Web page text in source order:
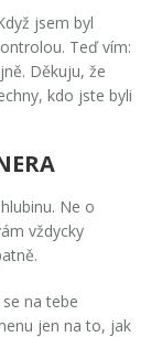
jsem byl
Teď vím:
Děkuju, že
kdo jste byli
Ne o
vždycky
na tebe
jen na to, jak